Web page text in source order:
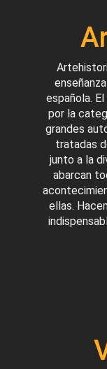
española.
por la
grandes
tratadas
junto a la
abarcan
ellas.